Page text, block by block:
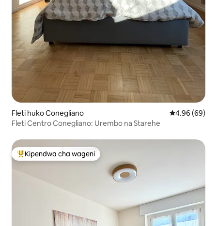
Fleti huko Conegliano Ukadiriaji wa
4.96 (69)
Fleti Centro Conegliano: Urembo na Starehe
Kipendwa maarufu cha wageni
Kipendwa cha wageni